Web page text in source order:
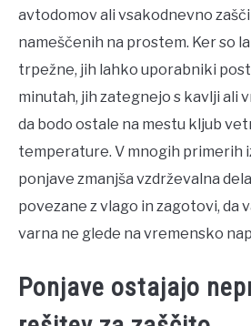
avtodomov ali vsakodnevno
nameščenih na prostem. Ker so
trpežne, jih lahko uporabniki
minutah, jih zategnejo s kavlji ali
da bodo ostale na mestu kljub
temperature. V mnogih primerih
ponjave zmanjša vzdrževalna
povezane z vlago in zagotovi, da
varna ne glede na vremensko
Ponjave ostajajo